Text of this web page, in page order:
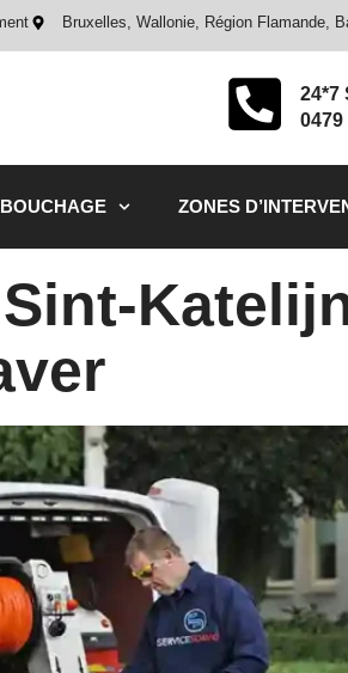
Bruxelles, Wallonie, Région Flamande,
24*7
0479
ZONES